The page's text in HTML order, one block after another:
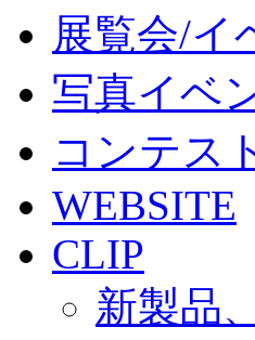
展覧会/イ
写真イベ
コンテス
WEBSITE
CLIP
新製品